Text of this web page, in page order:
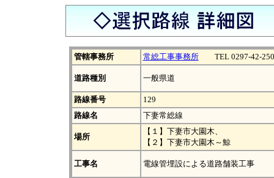
管轄事務所 常総工事事務所TEL 0297-42-
道路種別 一般県道
路線番号
129
路線名
下妻常総線
場所
【１】下妻市大園木、
【２】下妻市大園木～鯨
工事名 電線管埋設による道路舗装工事